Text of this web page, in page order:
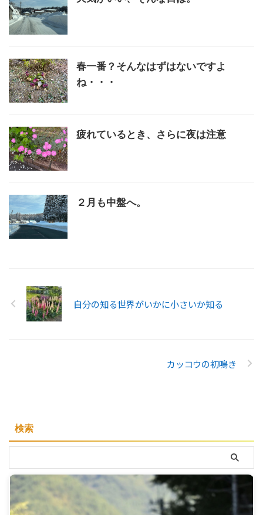
春一番？そんなはずはないですよ
ね・・・
疲れているとき、さらに夜は注意
２月も中盤へ。
自分の知る世界がいかに小さいか知る
カッコウの初鳴き
検索